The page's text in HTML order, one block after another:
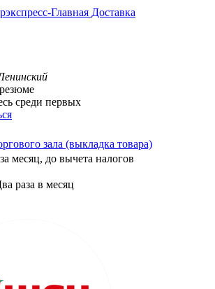
Главная Доставка
среди первых
зала (выкладка товара)
за месяц, до вычета налогов
раза в месяц